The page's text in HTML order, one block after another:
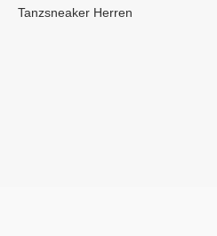
Tanzsneaker Herren